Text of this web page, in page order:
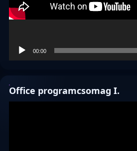
00:00
Office programcsomag I.